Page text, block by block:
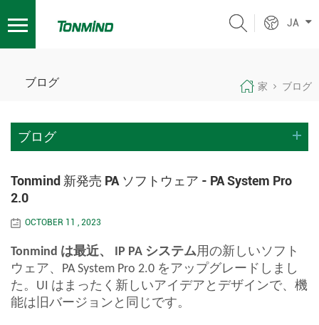
JA
ブログ 家 ブログ
ブログ
Tonmind 新発売 PA ソフトウェア - PA System Pro
2.0
OCTOBER 11 , 2023
Tonmind は最近、 IP PA システム用の新しいソフト
ウェア、PA System Pro 2.0 をアップグレードしまし
た。UI はまったく新しいアイデアとデザインで、機
能は旧バージョンと同じです。